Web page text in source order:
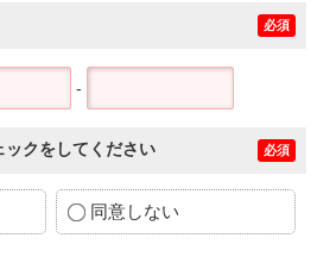
必須
-
クをしてください 必須
同意しない